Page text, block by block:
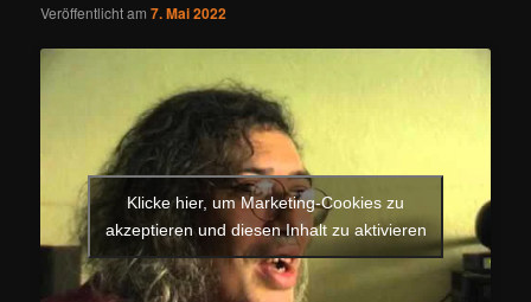
Veröffentlicht am7. Mai 2022
Klicke hier, um Marketing-Cookies zu
akzeptieren und diesen Inhalt zu aktivieren